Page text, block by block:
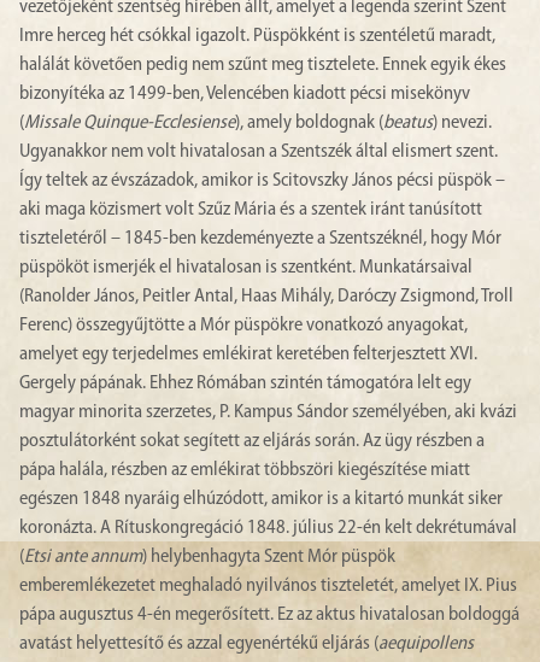
vezetőjeként szentség hírében állt, amelyet a legenda szerint Szent
Imre herceg hét csókkal igazolt. Püspökként is szentéletű maradt,
halálát követően pedig nem szűnt meg tisztelete. Ennek egyik ékes
bizonyítéka az 1499-ben, Velencében kiadott pécsi misekönyv
(Missale Quinque-Ecclesiense), amely boldognak (beatus) nevezi.
Ugyanakkor nem volt hivatalosan a Szentszék által elismert szent.
Így teltek az évszázadok, amikor is Scitovszky János pécsi püspök –
aki maga közismert volt Szűz Mária és a szentek iránt tanúsított
tiszteletéről – 1845-ben kezdeményezte a Szentszéknél, hogy Mór
püspököt ismerjék el hivatalosan is szentként. Munkatársaival
(Ranolder János, Peitler Antal, Haas Mihály, Daróczy Zsigmond, Troll
Ferenc) összegyűjtötte a Mór püspökre vonatkozó anyagokat,
amelyet egy terjedelmes emlékirat keretében felterjesztett XVI.
Gergely pápának. Ehhez Rómában szintén támogatóra lelt egy
magyar minorita szerzetes, P. Kampus Sándor személyében, aki kvázi
posztulátorként sokat segített az eljárás során. Az ügy részben a
pápa halála, részben az emlékirat többszöri kiegészítése miatt
egészen 1848 nyaráig elhúzódott, amikor is a kitartó munkát siker
koronázta. A Rítuskongregáció 1848. július 22-én kelt dekrétumával
(Etsi ante annum) helybenhagyta Szent Mór püspök
emberemlékezetet meghaladó nyilvános tiszteletét, amelyet IX. Pius
pápa augusztus 4-én megerősített. Ez az aktus hivatalosan boldoggá
avatást helyettesítő és azzal egyenértékű eljárás (aequipollens